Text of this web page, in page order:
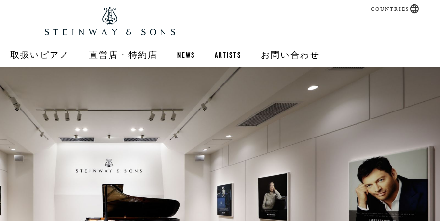
取扱いピアノ
自動演奏 SPIRIO
BOSTON
直営店・特約店
全国正規特約店
NEWS ARTISTS お問い合わせ
COUNTRIES